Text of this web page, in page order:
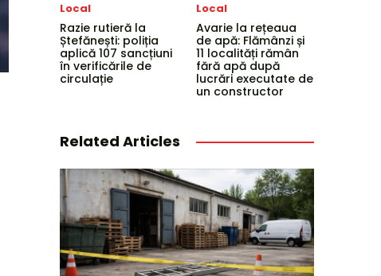
Local
Razie rutieră la
Ștefănești: poliția
aplică 107 sancțiuni
în verificările de
circulație
Local
Avarie la rețeaua
de apă: Flămânzi și
11 localități rămân
fără apă după
lucrări executate de
un constructor
Related Articles